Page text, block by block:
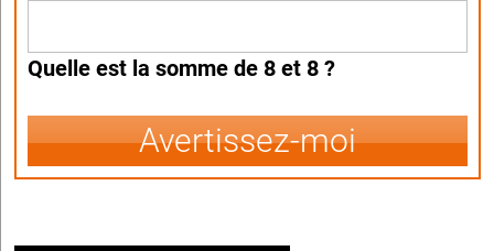
Quelle est la somme de 8 et 8 ?
Avertissez-moi